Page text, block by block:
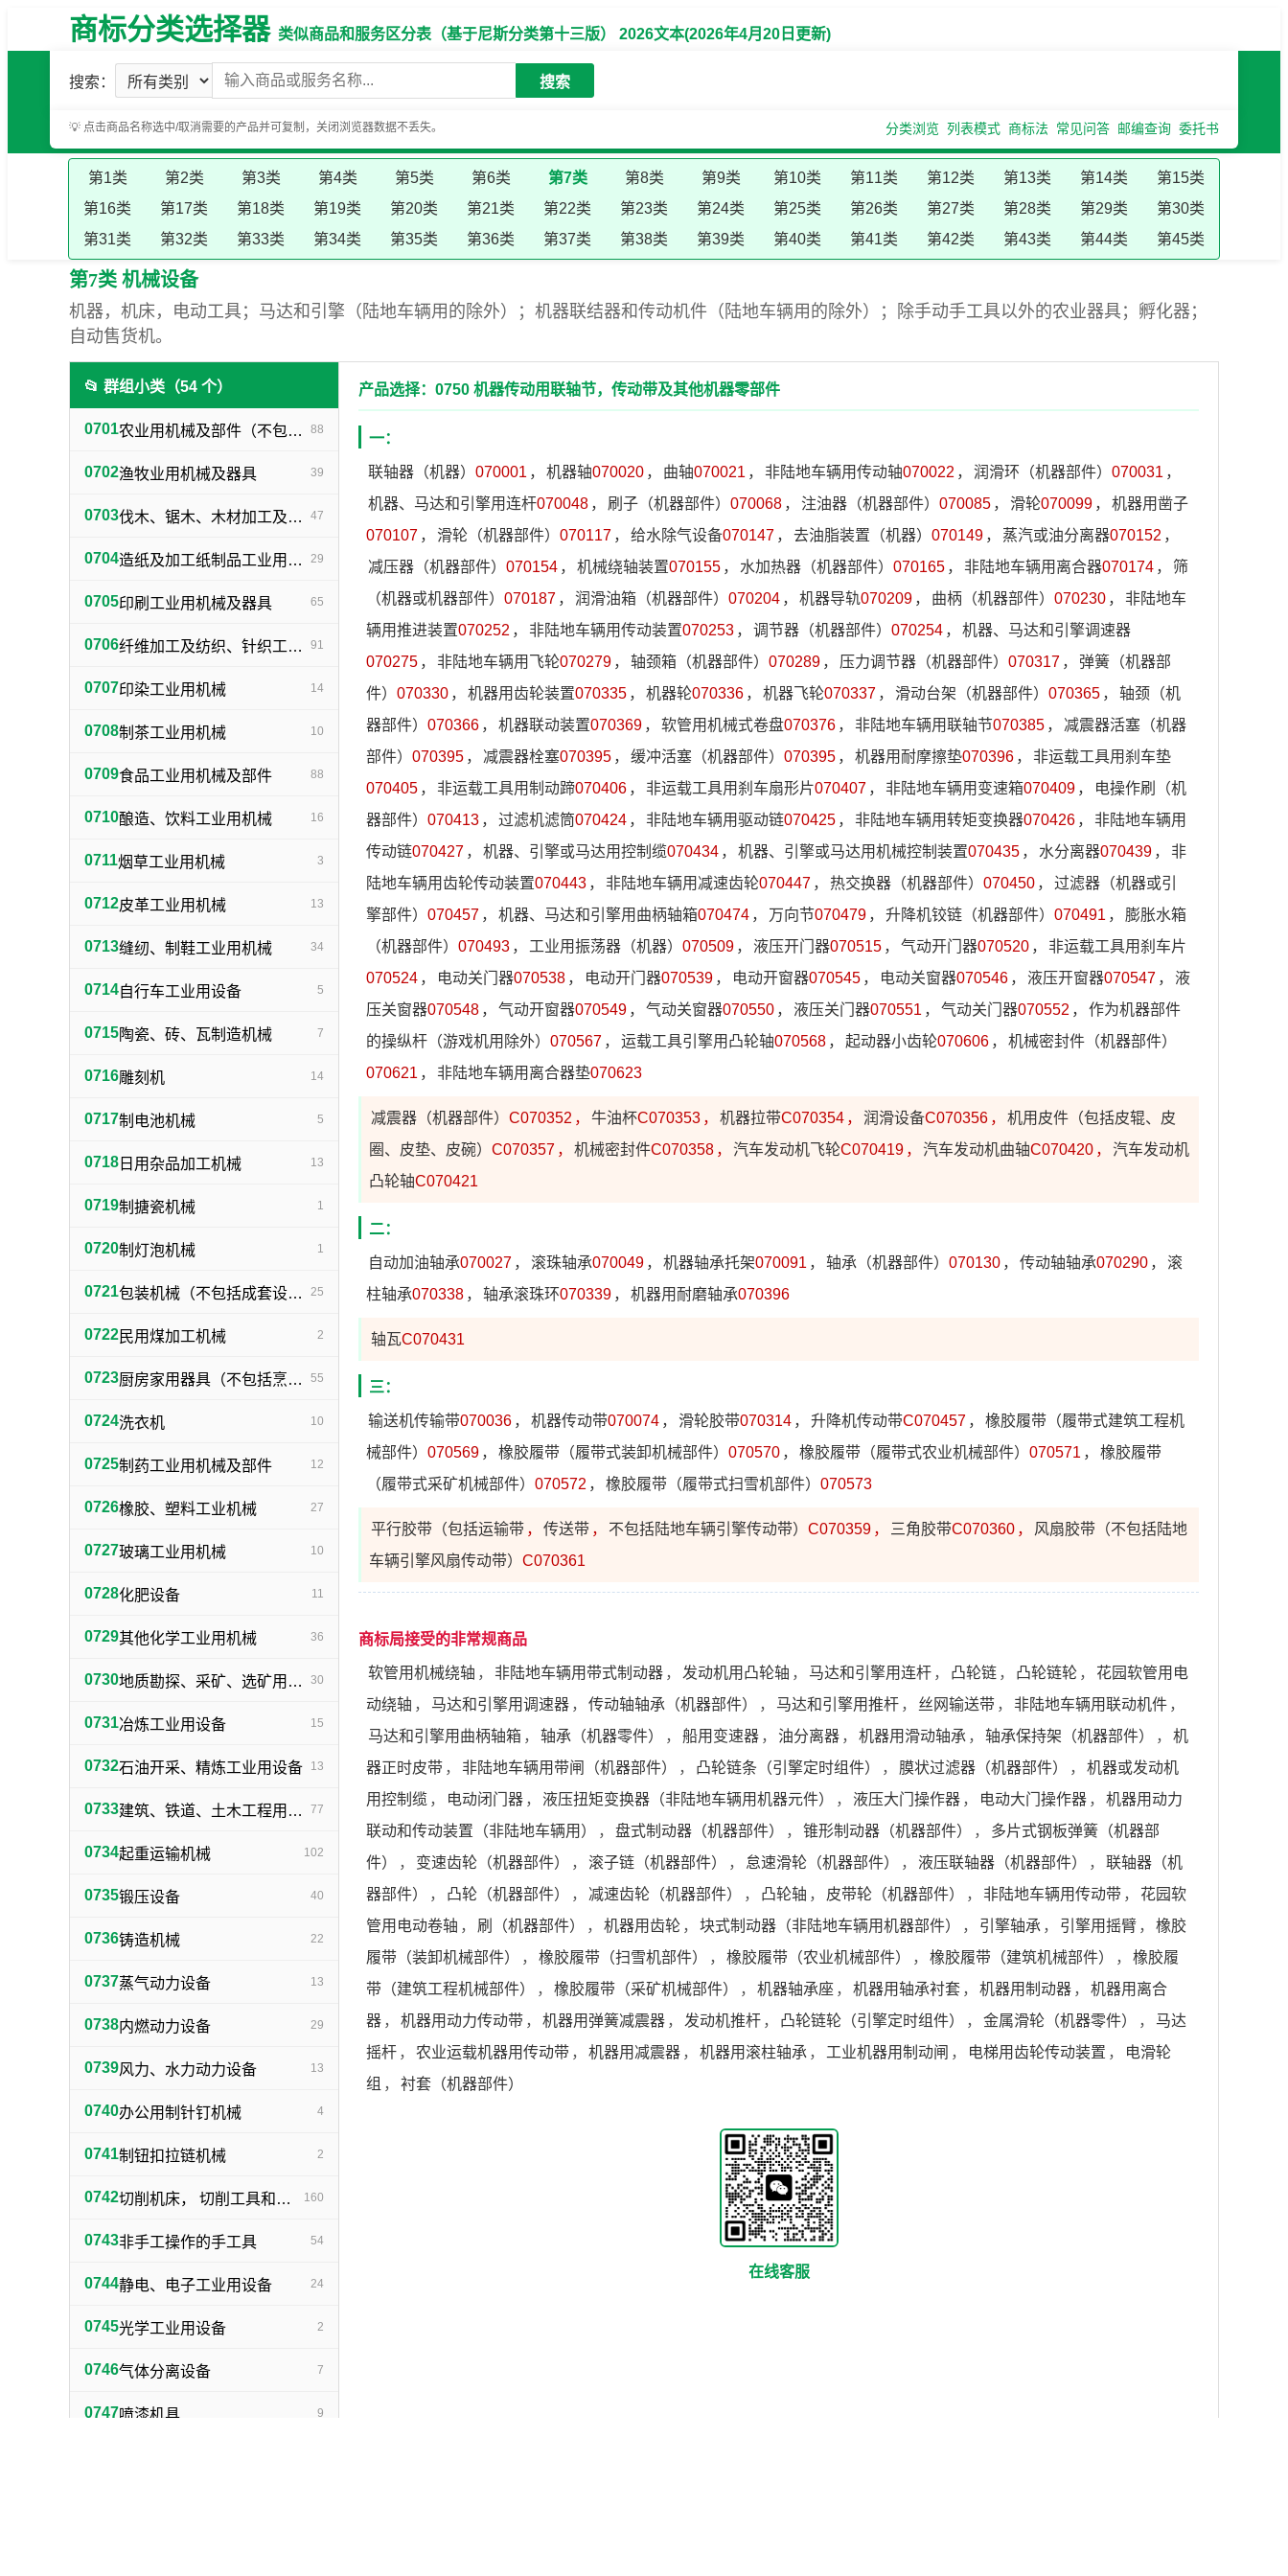
商标分类选择器类似商品和服务区分表（基于尼斯分类第十三版） 2026文本(2026年4月20日更新)
搜索： 搜索
💡 点击商品名称选中/取消需要的产品并可复制，关闭浏览器数据不丢失。 分类浏览 列表模式 商标法 常见问答 邮编查询 委托书
第1类 第2类 第3类 第4类 第5类 第6类 第7类 第8类 第9类 第10类 第11类 第12类 第13类 第14类
第15类
第16类
第17类 第18类 第19类 第20类 第21类 第22类 第23类 第24类 第25类 第26类 第27类 第28类 第29类
第30类
第31类
第32类 第33类 第34类 第35类 第36类 第37类 第38类 第39类 第40类 第41类 第42类 第43类 第44类 第45类
第7类 机械设备
机器，机床，电动工具；马达和引擎（陆地车辆用的除外）；机器联结器和传动机件（陆地车辆用的除外）；除手动手工具以外的农业器具；孵化器；
自动售货机。
📂 群组小类（54 个）
0701 农业用机械及部件（不包括小农具） 88
0702渔牧业用机械及器具 39
0703 伐木、锯木、木材加工及火柴生产用机械及器具 47
0704 造纸及加工纸制品工业用机械及器具 29
0705印刷工业用机械及器具 65
0706 纤维加工及纺织、针织工业用机械及部件 91
0707印染工业用机械 14
0708制茶工业用机械 10
0709食品工业用机械及部件 88
0710酿造、饮料工业用机械 16
0711烟草工业用机械 3
0712皮革工业用机械 13
0713缝纫、制鞋工业用机械 34
0714自行车工业用设备 5
0715陶瓷、砖、瓦制造机械 7
0716雕刻机 14
0717制电池机械 5
0718 日用杂品加工机械 13
0719制搪瓷机械 1
0720制灯泡机械 1
0721 包装机械（不包括成套设备专用包装机械） 25
0722民用煤加工机械 2
0723 厨房家用器具（不包括烹调、电气加热设备及厨房手工具） 55
0724洗衣机 10
0725制药工业用机械及部件 12
0726橡胶、塑料工业机械 27
0727玻璃工业用机械 10
0728化肥设备 11
0729其他化学工业用机械 36
0730 地质勘探、采矿、选矿用机械 30
0731冶炼工业用设备 15
0732石油开采、精炼工业用设备 13
0733 建筑、铁道、土木工程用机械 77
0734起重运输机械 102
0735锻压设备 40
0736铸造机械 22
0737蒸气动力设备 13
0738内燃动力设备 29
0739风力、水力动力设备 13
0740办公用制针钉机械 4
0741制钮扣拉链机械 2
0742 切削机床， 切削工具和其他金属加工机械 160
0743非手工操作的手工具 54
0744静电、电子工业用设备 24
0745光学工业用设备 2
0746气体分离设备 7
0747喷漆机具 9
产品选择：0750 机器传动用联轴节，传动带及其他机器零部件
一：
联轴器（机器） 070001 ， 机器轴070020 ， 曲轴070021 ， 非陆地车辆用传动轴070022 ， 润滑环（机器部件） 070031 ，
机器、马达和引擎用连杆070048 ， 刷子（机器部件） 070068 ， 注油器（机器部件） 070085 ， 滑轮070099 ，
机器用凿子
070107 ， 滑轮（机器部件） 070117 ， 给水除气设备070147 ， 去油脂装置（机器） 070149 ， 蒸汽或油分离器070152 ，
减压器（机器部件） 070154 ， 机械绕轴装置070155 ， 水加热器（机器部件） 070165 ， 非陆地车辆用离合器070174 ，
筛
（机器或机器部件） 070187 ， 润滑油箱（机器部件） 070204 ， 机器导轨070209 ， 曲柄（机器部件） 070230 ，
非陆地车
辆用推进装置070252 ， 非陆地车辆用传动装置070253 ， 调节器（机器部件） 070254 ，
机器、马达和引擎调速器
070275 ， 非陆地车辆用飞轮070279 ， 轴颈箱（机器部件） 070289 ， 压力调节器（机器部件） 070317 ，
弹簧（机器部
件） 070330 ， 机器用齿轮装置070335 ， 机器轮070336 ， 机器飞轮070337 ， 滑动台架（机器部件） 070365 ，
轴颈（机
器部件） 070366 ， 机器联动装置070369 ， 软管用机械式卷盘070376 ， 非陆地车辆用联轴节070385 ，
减震器活塞（机器
部件） 070395 ， 减震器栓塞070395 ， 缓冲活塞（机器部件） 070395 ， 机器用耐摩擦垫070396 ，
非运载工具用刹车垫
070405 ， 非运载工具用制动蹄070406 ， 非运载工具用刹车扇形片070407 ， 非陆地车辆用变速箱070409 ，
电操作刷（机
器部件） 070413 ， 过滤机滤筒070424 ， 非陆地车辆用驱动链070425 ， 非陆地车辆用转矩变换器070426 ，
非陆地车辆用
传动链070427 ， 机器、引擎或马达用控制缆070434 ， 机器、引擎或马达用机械控制装置070435 ， 水分离器070439 ，
非
陆地车辆用齿轮传动装置070443 ， 非陆地车辆用减速齿轮070447 ， 热交换器（机器部件） 070450 ，
过滤器（机器或引
擎部件） 070457 ， 机器、马达和引擎用曲柄轴箱070474 ， 万向节070479 ， 升降机铰链（机器部件） 070491 ，
膨胀水箱
（机器部件） 070493 ， 工业用振荡器（机器） 070509 ， 液压开门器070515 ， 气动开门器070520 ，
非运载工具用刹车片
070524 ， 电动关门器070538 ， 电动开门器070539 ， 电动开窗器070545 ， 电动关窗器070546 ， 液压开窗器070547 ，
液
压关窗器070548 ， 气动开窗器070549 ， 气动关窗器070550 ， 液压关门器070551 ， 气动关门器070552 ，
作为机器部件
的操纵杆（游戏机用除外） 070567 ， 运载工具引擎用凸轮轴070568 ， 起动器小齿轮070606 ，
机械密封件（机器部件）
070621 ， 非陆地车辆用离合器垫070623
减震器（机器部件） C070352 ， 牛油杯C070353 ， 机器拉带C070354 ， 润滑设备C070356 ，
机用皮件（包括皮辊、皮
圈、皮垫、皮碗） C070357 ， 机械密封件C070358 ， 汽车发动机飞轮C070419 ， 汽车发动机曲轴C070420 ，
汽车发动机
凸轮轴C070421
二：
自动加油轴承070027 ， 滚珠轴承070049 ， 机器轴承托架070091 ， 轴承（机器部件） 070130 ， 传动轴轴承070290 ，
滚
柱轴承070338 ， 轴承滚珠环070339 ， 机器用耐磨轴承070396
轴瓦C070431
三：
输送机传输带070036 ， 机器传动带070074 ， 滑轮胶带070314 ， 升降机传动带C070457 ，
橡胶履带（履带式建筑工程机
械部件） 070569 ， 橡胶履带（履带式装卸机械部件） 070570 ， 橡胶履带（履带式农业机械部件） 070571 ，
橡胶履带
（履带式采矿机械部件） 070572 ， 橡胶履带（履带式扫雪机部件） 070573
平行胶带（包括运输带 ， 传送带 ， 不包括陆地车辆引擎传动带） C070359 ， 三角胶带C070360 ，
风扇胶带（不包括陆地
车辆引擎风扇传动带） C070361
商标局接受的非常规商品
软管用机械绕轴 ， 非陆地车辆用带式制动器 ， 发动机用凸轮轴 ， 马达和引擎用连杆 ， 凸轮链 ， 凸轮链轮 ，
花园软管用电
动绕轴 ， 马达和引擎用调速器 ， 传动轴轴承（机器部件） ， 马达和引擎用推杆 ， 丝网输送带 ， 非陆地车辆用联动机件 ，
马达和引擎用曲柄轴箱 ， 轴承（机器零件） ， 船用变速器 ， 油分离器 ， 机器用滑动轴承 ， 轴承保持架（机器部件） ，
机
器正时皮带 ， 非陆地车辆用带闸（机器部件） ， 凸轮链条（引擎定时组件） ， 膜状过滤器（机器部件） ，
机器或发动机
用控制缆 ， 电动闭门器 ， 液压扭矩变换器（非陆地车辆用机器元件） ， 液压大门操作器 ， 电动大门操作器 ，
机器用动力
联动和传动装置（非陆地车辆用）
， 盘式制动器（机器部件） ， 锥形制动器（机器部件） ，
多片式钢板弹簧（机器部
件）
， 变速齿轮（机器部件） ， 滚子链（机器部件） ， 怠速滑轮（机器部件） ， 液压联轴器（机器部件） ，
联轴器（机
器部件）
， 凸轮（机器部件） ， 减速齿轮（机器部件） ， 凸轮轴 ， 皮带轮（机器部件） ， 非陆地车辆用传动带 ，
花园软
管用电动卷轴 ， 刷（机器部件） ， 机器用齿轮 ， 块式制动器（非陆地车辆用机器部件） ， 引擎轴承 ， 引擎用摇臂 ，
橡胶
履带（装卸机械部件）
， 橡胶履带（扫雪机部件） ， 橡胶履带（农业机械部件） ， 橡胶履带（建筑机械部件） ，
橡胶履
带（建筑工程机械部件）
， 橡胶履带（采矿机械部件） ， 机器轴承座 ， 机器用轴承衬套 ， 机器用制动器 ，
机器用离合
器 ， 机器用动力传动带 ， 机器用弹簧减震器 ， 发动机推杆 ， 凸轮链轮（引擎定时组件） ， 金属滑轮（机器零件） ，
马达
摇杆 ， 农业运载机器用传动带 ， 机器用减震器 ， 机器用滚柱轴承 ， 工业机器用制动闸 ， 电梯用齿轮传动装置 ，
电滑轮
组 ， 衬套（机器部件）
在线客服